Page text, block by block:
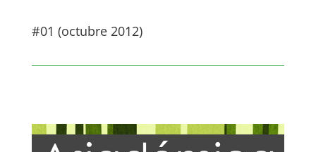
#01 (octubre 2012)